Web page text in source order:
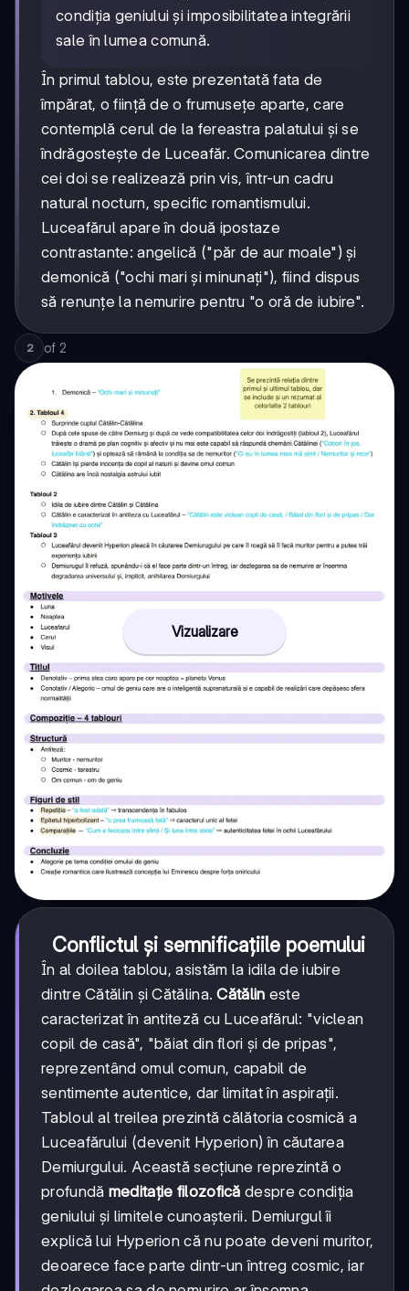
condiția geniului și imposibilitatea integrării
sale în lumea comună.
În primul tablou, este prezentată fata de
împărat, o ființă de o frumusețe aparte, care
contemplă cerul de la fereastra palatului și se
îndrăgostește de Luceafăr. Comunicarea dintre
cei doi se realizează prin vis, într-un cadru
natural nocturn, specific romantismului.
Luceafărul apare în două ipostaze
contrastante: angelică ("păr de aur moale") și
demonică ("ochi mari și minunați"), fiind dispus
să renunțe la nemurire pentru "o oră de iubire".
2 of 2
Vizualizare
Conflictul și semnificațiile poemului
În al doilea tablou, asistăm la idila de iubire
dintre Cătălin și Cătălina.Cătălin este
caracterizat în antiteză cu Luceafărul: "viclean
copil de casă", "băiat din flori și de pripas",
reprezentând omul comun, capabil de
sentimente autentice, dar limitat în aspirații.
Tabloul al treilea prezintă călătoria cosmică a
Luceafărului (devenit Hyperion) în căutarea
Demiurgului. Această secțiune reprezintă o
profundă meditație filozofică despre condiția
geniului și limitele cunoașterii. Demiurgul îi
explică lui Hyperion că nu poate deveni muritor,
deoarece face parte dintr-un întreg cosmic, iar